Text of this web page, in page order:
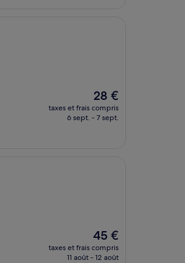
Le
nouveau
prix
28 €
taxes et frais compris
6 sept. - 7 sept.
Le
nouveau
prix
45 €
taxes et frais compris
11 août - 12 août